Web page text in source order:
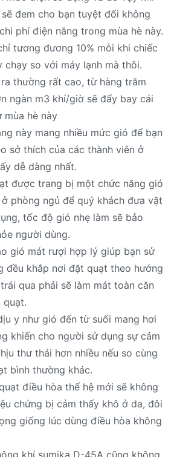
đem cho bạn tuyệt đối không
phí điện năng trong mùa hè này.
tương đương 10% mỗi khi chiếc
chạy so với máy lạnh mà thôi.
thường rất cao, từ hàng trăm
ngàn m3 khí/giờ sẽ đẩy bay cái
hè này
này mang nhiều mức gió để bạn
sở thích của các thành viên ở
dễ dàng nhất.
được trang bị một chức năng gió
phòng ngủ để quý khách đưa vật
tốc độ gió nhẹ làm sẽ bảo
người dùng.
gió mát rượi hợp lý giúp bạn sử
đều khắp nơi đặt quạt theo hướng
qua phải sẽ làm mát toàn căn
quạt.
y như gió đến từ suối mang hơi
khiến cho người sử dụng sự cảm
thư thái hơn nhiều nếu so cùng
bình thường khác.
điều hòa thế hệ mới sẽ không
chứng bị cảm thấy khô ở da, đôi
giống lúc dùng điều hòa không